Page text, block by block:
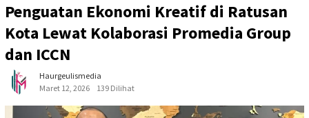
Penguatan Ekonomi Kreatif di Ratusan
Kota Lewat Kolaborasi Promedia Group
dan ICCN
Haurgeulismedia
Maret 12, 2026
139 Dilihat